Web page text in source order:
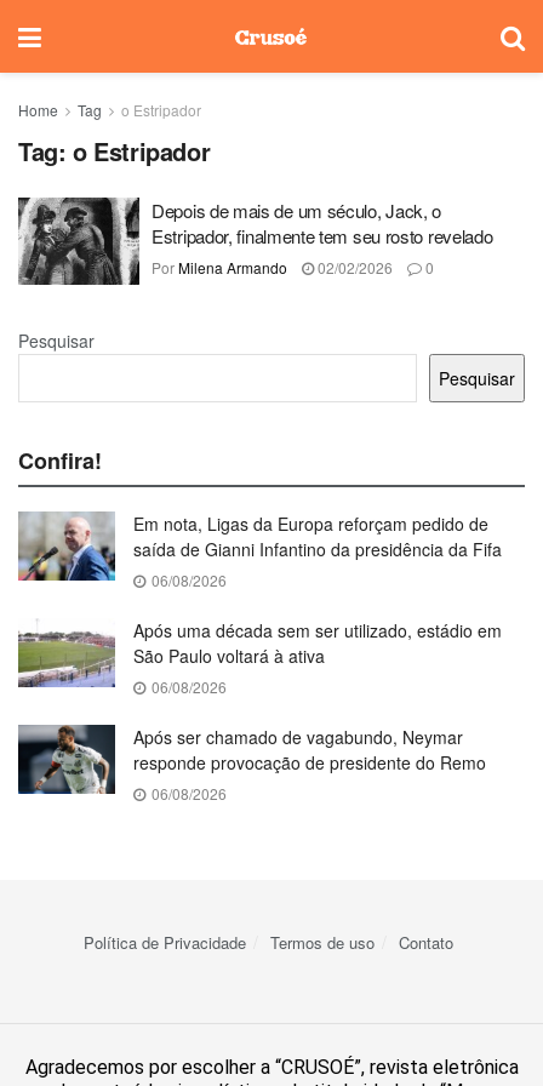
Home Tag o Estripador
Tag: o Estripador
Depois de mais de um século, Jack, o
Estripador, finalmente tem seu rosto revelado
PorMilena Armando 02/02/2026 0
Pesquisar
Pesquisar
Confira!
Em nota, Ligas da Europa reforçam pedido de
saída de Gianni Infantino da presidência da Fifa
06/08/2026
Após uma década sem ser utilizado, estádio em
São Paulo voltará à ativa
06/08/2026
Após ser chamado de vagabundo, Neymar
responde provocação de presidente do Remo
06/08/2026
Política de Privacidade Termos de uso Contato
Agradecemos por escolher a “CRUSOÉ”, revista eletrônica